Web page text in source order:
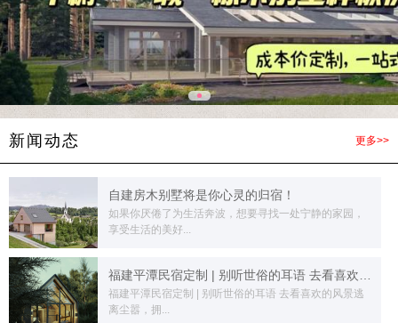
新闻动态 更多>>
自建房木别墅将是你心灵的归宿！
如果你厌倦了为生活奔波，想要寻找一处宁静的家园，
享受生活的美好...
福建平潭民宿定制 | 别听世俗的耳语 去看喜欢的风景逃
离尘嚣，拥...